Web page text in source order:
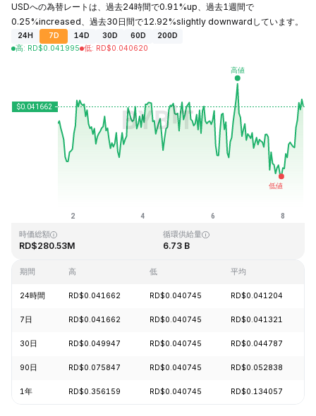
USDへの為替レートは、過去24時間で0.91%up、過去1週間で
0.25%increased、過去30日間で12.92%slightly downwardしています。
24H 7D 14D 30D 60D
200D
高: RD$0.041995 低: RD$0.040620
RD$0.040542
時価総額
RD$280.53M
循環供給量
6.73 B
期間 高 低 平均
24時間 RD$0.041662 RD$0.040745 RD$0.041204
7日 RD$0.041662 RD$0.040745 RD$0.041321
30日 RD$0.049947 RD$0.040745 RD$0.044787
90日 RD$0.075847 RD$0.040745 RD$0.052838
1年 RD$0.356159 RD$0.040745 RD$0.134057